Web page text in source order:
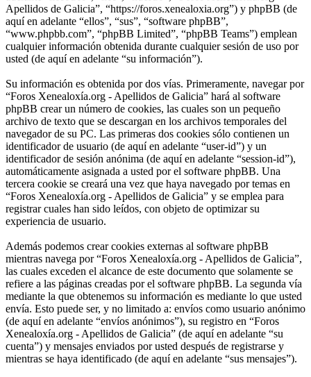
Apellidos de Galicia”, “https://foros.xenealoxia.org”) y phpBB (de
aquí en adelante “ellos”, “sus”, “software phpBB”,
“www.phpbb.com”, “phpBB Limited”, “phpBB Teams”) emplean
cualquier información obtenida durante cualquier sesión de uso por
usted (de aquí en adelante “su información”).
Su información es obtenida por dos vías. Primeramente, navegar por
“Foros Xenealoxía.org - Apellidos de Galicia” hará al software
phpBB crear un número de cookies, las cuales son un pequeño
archivo de texto que se descargan en los archivos temporales del
navegador de su PC. Las primeras dos cookies sólo contienen un
identificador de usuario (de aquí en adelante “user-id”) y un
identificador de sesión anónima (de aquí en adelante “session-id”),
automáticamente asignada a usted por el software phpBB. Una
tercera cookie se creará una vez que haya navegado por temas en
“Foros Xenealoxía.org - Apellidos de Galicia” y se emplea para
registrar cuales han sido leídos, con objeto de optimizar su
experiencia de usuario.
Además podemos crear cookies externas al software phpBB
mientras navega por “Foros Xenealoxía.org - Apellidos de Galicia”,
las cuales exceden el alcance de este documento que solamente se
refiere a las páginas creadas por el software phpBB. La segunda vía
mediante la que obtenemos su información es mediante lo que usted
envía. Esto puede ser, y no limitado a: envíos como usuario anónimo
(de aquí en adelante “envíos anónimos”), su registro en “Foros
Xenealoxía.org - Apellidos de Galicia” (de aquí en adelante “su
cuenta”) y mensajes enviados por usted después de registrarse y
mientras se haya identificado (de aquí en adelante “sus mensajes”).